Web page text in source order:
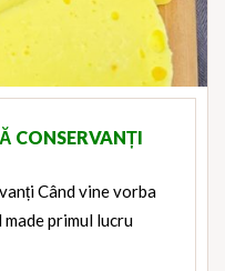
CONSERVANȚI
Când vine vorba
primul lucru